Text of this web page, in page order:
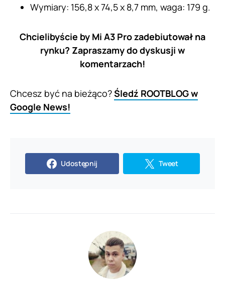
Wymiary: 156,8 x 74,5 x 8,7 mm, waga: 179 g.
Chcielibyście by Mi A3 Pro zadebiutował na
rynku? Zapraszamy do dyskusji w
komentarzach!
Chcesz być na bieżąco?Śledź ROOTBLOG w
Google News!
Udostępnij Tweet